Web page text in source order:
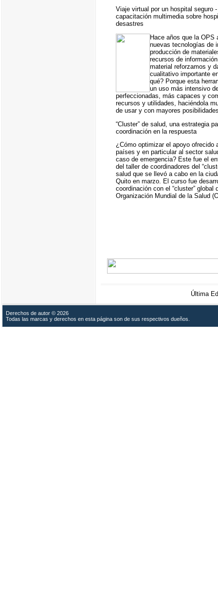
Viaje virtual por un hospital seguro
capacitación multimedia sobre
desastres
Hace años que la OPS
nuevas tecnologías de
producción de
recursos de
material reforzamos y
cualitativo importante
qué? Porque esta
un uso más intensivo
perfeccionadas, más capaces y
recursos y utilidades, haciéndola
de usar y con mayores
“Cluster” de salud, una estrategia
coordinación en la respuesta
¿Cómo optimizar el apoyo ofrecido
países y en particular al sector
caso de emergencia? Este fue el
del taller de coordinadores del
salud que se llevó a cabo en la
Quito en marzo. El curso fue
coordinación con el “cluster” global
Organización Mundial de la Salud
Última
Derechos de autor © 2026
Todas las marcas y derechos en esta página son de sus respectivos dueños.